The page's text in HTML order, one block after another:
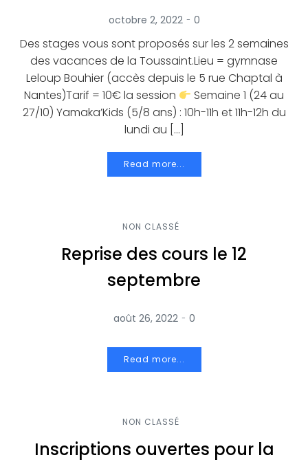
octobre 2, 2022 - 0
Des stages vous sont proposés sur les 2 semaines
des vacances de la Toussaint.Lieu = gymnase
Leloup Bouhier (accès depuis le 5 rue Chaptal à
Nantes)Tarif = 10€ la session
Semaine 1 (24 au
27/10) Yamaka’Kids (5/8 ans) : 10h-11h et 11h-12h du
lundi au […]
Read more...
NON CLASSÉ
Reprise des cours le 12
septembre
août 26, 2022 - 0
Read more...
NON CLASSÉ
Inscriptions ouvertes pour la